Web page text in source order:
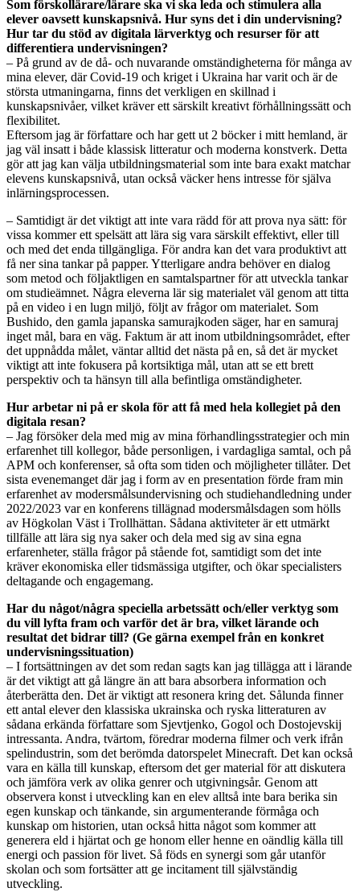
Som förskollärare/lärare ska vi ska leda och stimulera alla
elever oavsett kunskapsnivå. Hur syns det i din undervisning?
Hur tar du stöd av digitala lärverktyg och resurser för att
differentiera undervisningen?
– På grund av de då- och nuvarande omständigheterna för många av
mina elever, där Covid-19 och kriget i Ukraina har varit och är de
största utmaningarna, finns det verkligen en skillnad i
kunskapsnivåer, vilket kräver ett särskilt kreativt förhållningssätt och
flexibilitet.
Eftersom jag är författare och har gett ut 2 böcker i mitt hemland, är
jag väl insatt i både klassisk litteratur och moderna konstverk. Detta
gör att jag kan välja utbildningsmaterial som inte bara exakt matchar
elevens kunskapsnivå, utan också väcker hens intresse för själva
inlärningsprocessen.
– Samtidigt är det viktigt att inte vara rädd för att prova nya sätt: för
vissa kommer ett spelsätt att lära sig vara särskilt effektivt, eller till
och med det enda tillgängliga. För andra kan det vara produktivt att
få ner sina tankar på papper. Ytterligare andra behöver en dialog
som metod och följaktligen en samtalspartner för att utveckla tankar
om studieämnet. Några eleverna lär sig materialet väl genom att titta
på en video i en lugn miljö, följt av frågor om materialet. Som
Bushido, den gamla japanska samurajkoden säger, har en samuraj
inget mål, bara en väg. Faktum är att inom utbildningsområdet, efter
det uppnådda målet, väntar alltid det nästa på en, så det är mycket
viktigt att inte fokusera på kortsiktiga mål, utan att se ett brett
perspektiv och ta hänsyn till alla befintliga omständigheter.
Hur arbetar ni på er skola för att få med hela kollegiet på den
digitala resan?
– Jag försöker dela med mig av mina förhandlingsstrategier och min
erfarenhet till kollegor, både personligen, i vardagliga samtal, och på
APM och konferenser, så ofta som tiden och möjligheter tillåter. Det
sista evenemanget där jag i form av en presentation förde fram min
erfarenhet av modersmålsundervisning och studiehandledning under
2022/2023 var en konferens tillägnad modersmålsdagen som hölls
av Högkolan Väst i Trollhättan. Sådana aktiviteter är ett utmärkt
tillfälle att lära sig nya saker och dela med sig av sina egna
erfarenheter, ställa frågor på stående fot, samtidigt som det inte
kräver ekonomiska eller tidsmässiga utgifter, och ökar specialisters
deltagande och engagemang.
Har du något/några speciella arbetssätt och/eller verktyg som
du vill lyfta fram och varför det är bra, vilket lärande och
resultat det bidrar till? (Ge gärna exempel från en konkret
undervisningssituation)
– I fortsättningen av det som redan sagts kan jag tillägga att i lärande
är det viktigt att gå längre än att bara absorbera information och
återberätta den. Det är viktigt att resonera kring det. Sålunda finner
ett antal elever den klassiska ukrainska och ryska litteraturen av
sådana erkända författare som Sjevtjenko, Gogol och Dostojevskij
intressanta. Andra, tvärtom, föredrar moderna filmer och verk ifrån
spelindustrin, som det berömda datorspelet Minecraft. Det kan också
vara en källa till kunskap, eftersom det ger material för att diskutera
och jämföra verk av olika genrer och utgivningsår. Genom att
observera konst i utveckling kan en elev alltså inte bara berika sin
egen kunskap och tänkande, sin argumenterande förmåga och
kunskap om historien, utan också hitta något som kommer att
generera eld i hjärtat och ge honom eller henne en oändlig källa till
energi och passion för livet. Så föds en synergi som går utanför
skolan och som fortsätter att ge incitament till självständig
utveckling.